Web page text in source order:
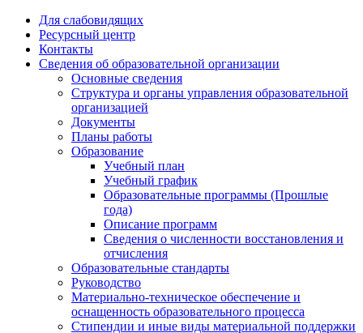
Для слабовидящих
Ресурсный центр
Контакты
Сведения об образовательной организации
Основные сведения
Структура и органы управления образовательной
организацией
Документы
Планы работы
Образование
Учебный план
Учебный график
Образовательные программы (Прошлые
года)
Описание программ
Сведения о численности восстановления и
отчисления
Образовательные стандарты
Руководство
Материально-техническое обеспечение и
оснащенность образовательного процесса
Стипендии и иные виды материальной поддержки